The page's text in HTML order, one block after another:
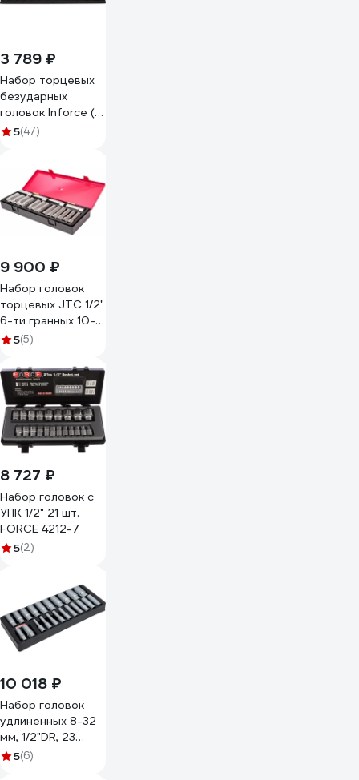
3 789 ₽
Набор торцевых
безударных
головок Inforce (12
шт; 10-22 мм; 1/2")
5(47)
9 900 ₽
Набор головок
торцевых JTC 1/2"
6-ти гранных 10-
32мм глубоких 17
668311
5(5)
8 727 ₽
Набор головок с
УПК 1/2" 21 шт.
FORCE 4212-7
5(2)
10 018 ₽
Набор головок
удлиненных 8-32
мм, 1/2"DR, 23
предмета, в
5(6)